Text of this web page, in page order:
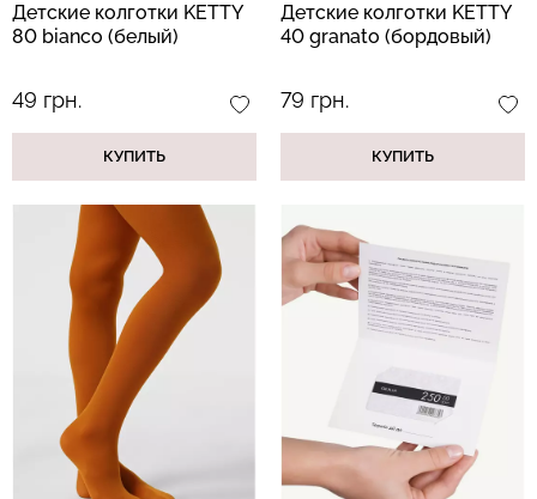
Детские колготки KETTY
80 bianco (белый)
49 грн.
КУПИТЬ
Детские колготки KETTY
40 granato (бордовый)
79 грн.
КУПИТЬ